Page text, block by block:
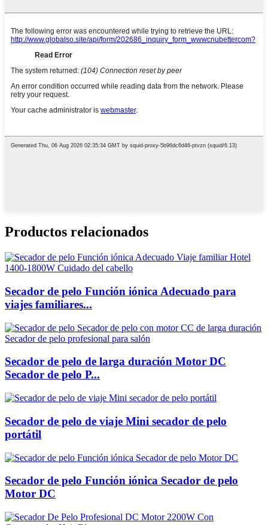
Productos relacionados
Secador de pelo Función iónica Adecuado para
viajes familiares...
Secador de pelo de larga duración Motor DC
Secador de pelo P...
Secador de pelo de viaje Mini secador de pelo
portátil
Secador de pelo Función iónica Secador de pelo
Motor DC